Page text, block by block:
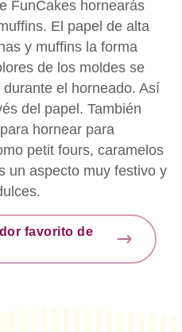
FunCakes hornearás
El papel de alta
y muffins la forma
de los moldes se
el horneado. Así
del papel. También
hornear para
petit fours, caramelos
un aspecto muy festivo y
favorito de